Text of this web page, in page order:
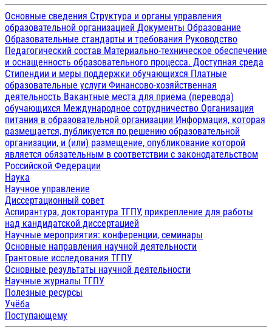
Основные сведения Структура и органы управления
образовательной организацией Документы Образование
Образовательные стандарты и требования Руководство
Педагогический состав Материально-техническое обеспечение
и оснащенность образовательного процесса. Доступная среда
Стипендии и меры поддержки обучающихся Платные
образовательные услуги Финансово-хозяйственная
деятельность Вакантные места для приема (перевода)
обучающихся Международное сотрудничество Организация
питания в образовательной организации Информация, которая
размещается, публикуется по решению образовательной
организации, и (или) размещение, опубликование которой
является обязательным в соответствии с законодательством
Российской Федерации
Наука
Научное управление
Диссертационный совет
Аспирантура, докторантура ТГПУ, прикрепление для работы
над кандидатской диссертацией
Научные мероприятия: конференции, семинары
Основные направления научной деятельности
Грантовые исследования ТГПУ
Основные результаты научной деятельности
Научные журналы ТГПУ
Полезные ресурсы
Учёба
Поступающему